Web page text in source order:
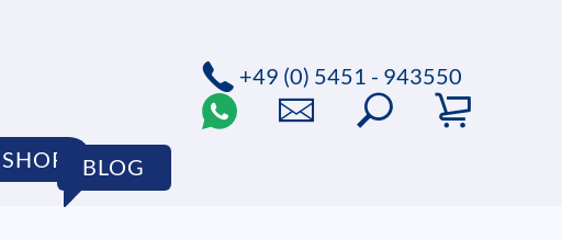
SHOP BLOG
+49 (0) 5451 - 943550